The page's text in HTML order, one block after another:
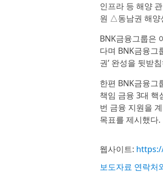
인프라 등 해양
원 △동남권 해양
BNK금융그룹은
다며 BNK금융그
권’ 완성을 뒷받
한편 BNK금융그
책임 금융 3대 핵
번 금융 지원을
목표를 제시했다.
웹사이트:
보도자료 연락처